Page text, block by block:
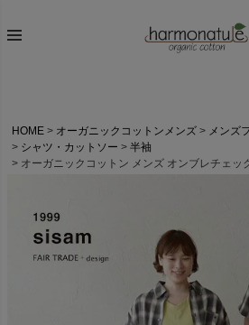
HOME オーガニックコットンメンズ
メンズ
シャツ・カットソー
半袖
オーガニックコットン メンズ オンブレチェッ